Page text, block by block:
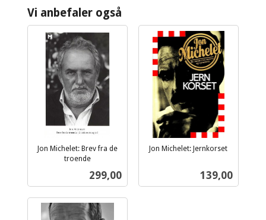
Vi anbefaler også
Jon Michelet: Brev fra de
troende
Pris
299,00
Jon Michelet: Jernkorset
Pris
139,00